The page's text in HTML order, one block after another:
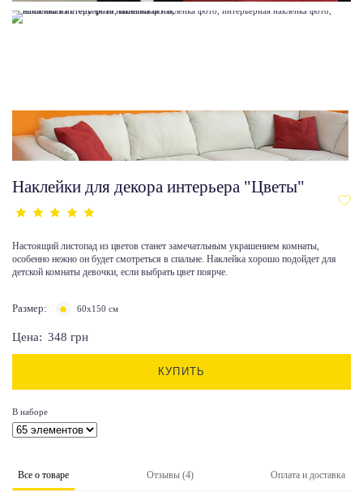
Наклейки для декора интерьера "Цветы"
Настоящий листопад из цветов станет замечатльным украшением комнаты,
особенно нежно он будет смотреться в спальне. Наклейка хорошо подойдет для
детской комнаты девочки, если выбрать цвет поярче.
Размер: 60х150 см
Цена: 348 грн
КУПИТЬ
В наборе
Все о товаре Отзывы (4) Оплата и доставка